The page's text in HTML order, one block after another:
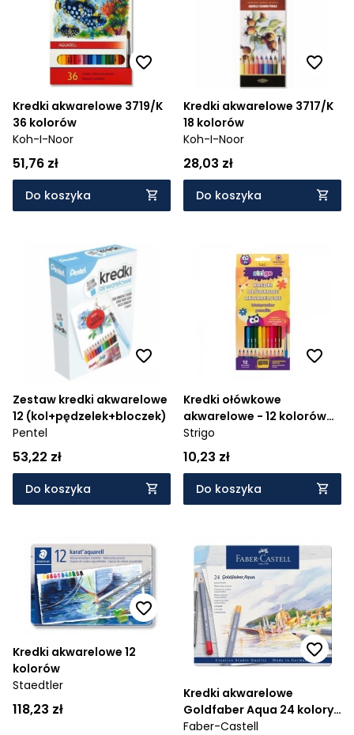
Kredki akwarelowe 3719/K
36 kolorów
Koh-I-Noor
51,76 zł
Do koszyka
Kredki akwarelowe 3717/K
18 kolorów
Koh-I-Noor
28,03 zł
Do koszyka
Zestaw kredki akwarelowe
12 (kol+pędzelek+bloczek)
Pentel
53,22 zł
Do koszyka
Kredki ołówkowe
akwarelowe - 12 kolorów
STRIGO
Strigo
10,23 zł
Do koszyka
Kredki akwarelowe 12
kolorów
Staedtler
118,23 zł
Kredki akwarelowe
Goldfaber Aqua 24 kolory
(114624)
Faber-Castell